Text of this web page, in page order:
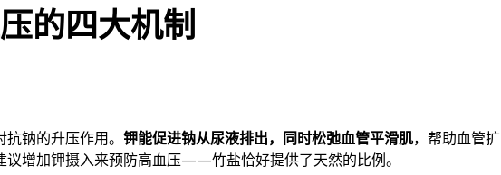
的四大机制
钠的升压作用。 钾能促进钠从尿液排出，同时松弛血管平滑肌，帮助血管扩
议增加钾摄入来预防高血压——竹盐恰好提供了天然的比例。